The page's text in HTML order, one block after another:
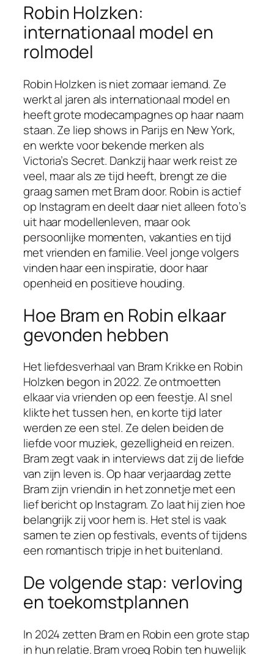
Robin Holzken:
internationaal model en
rolmodel
Robin Holzken is niet zomaar iemand. Ze
werkt al jaren als internationaal model en
heeft grote modecampagnes op haar naam
staan. Ze liep shows in Parijs en New York,
en werkte voor bekende merken als
Victoria’s Secret. Dankzij haar werk reist ze
veel, maar als ze tijd heeft, brengt ze die
graag samen met Bram door. Robin is actief
op Instagram en deelt daar niet alleen foto’s
uit haar modellenleven, maar ook
persoonlijke momenten, vakanties en tijd
met vrienden en familie. Veel jonge volgers
vinden haar een inspiratie, door haar
openheid en positieve houding.
Hoe Bram en Robin elkaar
gevonden hebben
Het liefdesverhaal van Bram Krikke en Robin
Holzken begon in 2022. Ze ontmoetten
elkaar via vrienden op een feestje. Al snel
klikte het tussen hen, en korte tijd later
werden ze een stel. Ze delen beiden de
liefde voor muziek, gezelligheid en reizen.
Bram zegt vaak in interviews dat zij de liefde
van zijn leven is. Op haar verjaardag zette
Bram zijn vriendin in het zonnetje met een
lief bericht op Instagram. Zo laat hij zien hoe
belangrijk zij voor hem is. Het stel is vaak
samen te zien op festivals, events of tijdens
een romantisch tripje in het buitenland.
De volgende stap: verloving
en toekomstplannen
In 2024 zetten Bram en Robin een grote stap
in hun relatie. Bram vroeg Robin ten huwelijk